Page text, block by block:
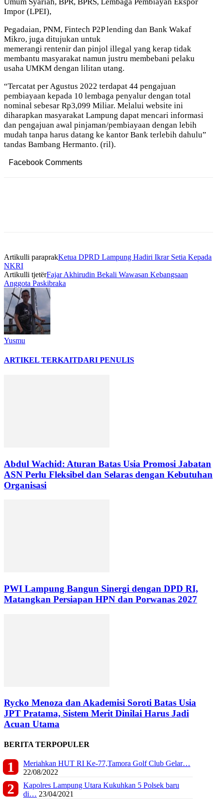
Impor (LPEI),
Pegadaian, PNM, Fintech P2P lending dan Bank Wakaf
Mikro, juga ditujukan untuk
memerangi rentenir dan pinjol illegal yang kerap tidak
membantu masyarakat namun justru membebani pelaku
usaha UMKM dengan lilitan utang.
“Tercatat per Agustus 2022 terdapat 44 pengajuan
pembiayaan kepada 10 lembaga penyalur dengan total
nominal sebesar Rp3,099 Miliar. Melalui website ini
diharapkan masyarakat Lampung dapat mencari informasi
dan pengajuan awal pinjaman/pembiayaan dengan lebih
mudah tanpa harus datang ke kantor Bank terlebih dahulu”
tandas Bambang Hermanto. (ril).
Facebook Comments
Artikulli paraprakKetua DPRD Lampung Hadiri Ikrar Setia Kepada
NKRI
Artikulli tjetërFajar Akhirudin Bekali Wawasan Kebangsaan
Anggota Paskibraka
Yusmu
ARTIKEL TERKAITDARI PENULIS
Abdul Wachid: Aturan Batas Usia Promosi Jabatan
ASN Perlu Fleksibel dan Selaras dengan Kebutuhan
Organisasi
PWI Lampung Bangun Sinergi dengan DPD RI,
Matangkan Persiapan HPN dan Porwanas 2027
Rycko Menoza dan Akademisi Soroti Batas Usia
JPT Pratama, Sistem Merit Dinilai Harus Jadi
Acuan Utama
BERITA TERPOPULER
Meriahkan HUT RI Ke-77,Tamora Golf Club Gelar…
22/08/2022
Kapolres Lampung Utara Kukuhkan 5 Polsek baru
di… 23/04/2021